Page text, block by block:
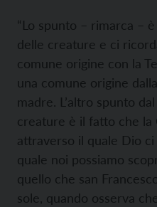
“Lo spunto – rimarca –
delle creature e ci
comune origine con la
una comune origine
madre. L’altro spunto
creature è il fatto che la
attraverso il quale Dio
quale noi possiamo
quello che san
sole, quando osserva